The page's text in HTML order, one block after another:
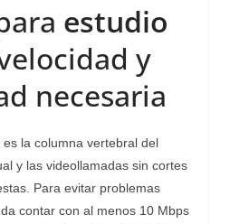
estudio
y
necesaria
la columna vertebral del
y las videollamadas sin cortes
Para evitar problemas
contar con al menos 10 Mbps